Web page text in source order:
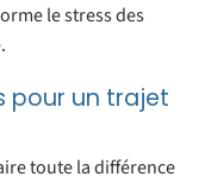
le stress des
pour un trajet
toute la différence